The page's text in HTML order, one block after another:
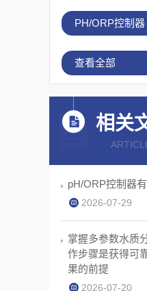
PH/ORP控制器
查看全部
相关
pH/ORP控制器有
2026-07-29
掌握多参数水质
作步骤是获得可
果的前提
2026-07-20